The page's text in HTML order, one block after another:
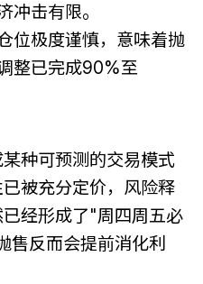
冲击有限。
位极度谨慎，意味着抛
整已完成90%至
种可预测的交易模式
被充分定价，风险释
经形成了"周四周五必
售反而会提前消化利